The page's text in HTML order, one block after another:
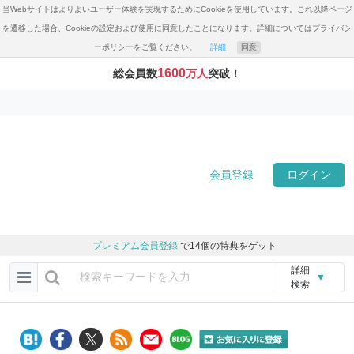
当Webサイトはよりよいユーザー体験を実現するためにCookieを使用しています。これ以降ページ
を遷移した場合、Cookieの設定および使用に同意したことになります。詳細についてはプライバシ
ーポリシーをご覧ください。 詳細 同意
総会員数1600万人突破！
会員登録 ログイン
プレミアム会員登録 で14個の特典をゲット
詳細
検索
▼